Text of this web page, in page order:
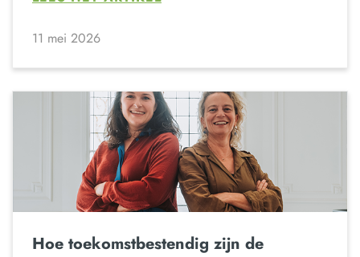
11 mei 2026
Hoe toekomstbestendig zijn de